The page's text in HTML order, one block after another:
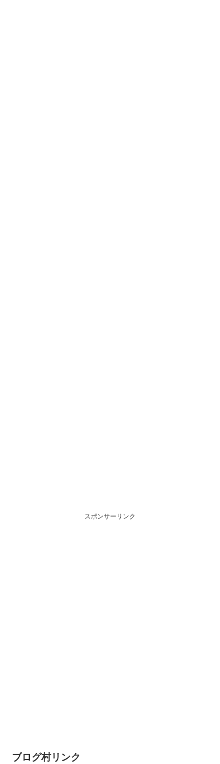
スポンサーリンク
ブログ村リンク